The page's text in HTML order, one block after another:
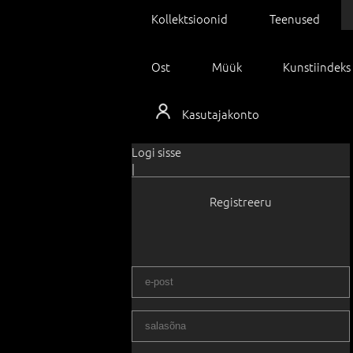
Kollektsioonid Teenused
Ost Müük Kunstiindeks
Kasutajakonto
Logi sisse
|
Registreeru